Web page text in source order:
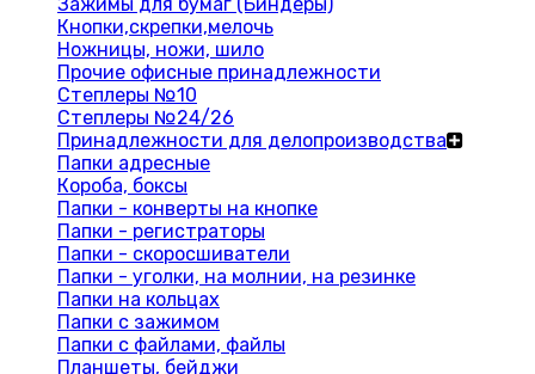
Кнопки,скрепки,мелочь
Ножницы, ножи, шило
Прочие офисные принадлежности
Степлеры №10
Степлеры №24/26
Принадлежности для делопроизводства
Папки адресные
Короба, боксы
Папки - конверты на кнопке
Папки - регистраторы
Папки - скоросшиватели
Папки - уголки, на молнии, на резинке
Папки на кольцах
Папки с зажимом
Папки с файлами, файлы
Планшеты, бейджи